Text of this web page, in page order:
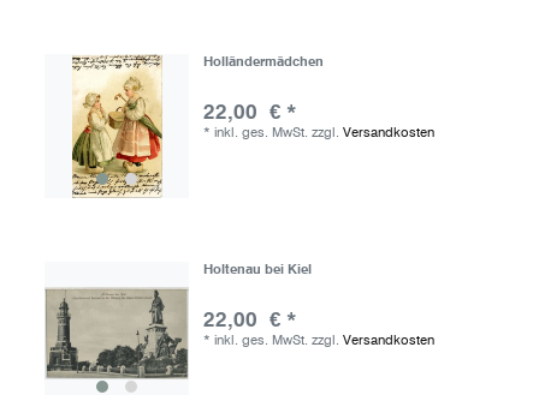
Holländermädchen
22,00 € *
* inkl. ges. MwSt. zzgl. Versandkosten
Holtenau bei Kiel
22,00 € *
* inkl. ges. MwSt. zzgl. Versandkosten